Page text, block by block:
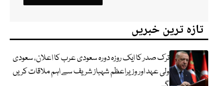
تازہ ترین خبریں
ترک صدر کا ایک روزہ دورہ سعودی عرب کا اعلان، سعودی
ولی عہد اور وزیراعظم شہباز شریف سے اہم ملاقات کریں